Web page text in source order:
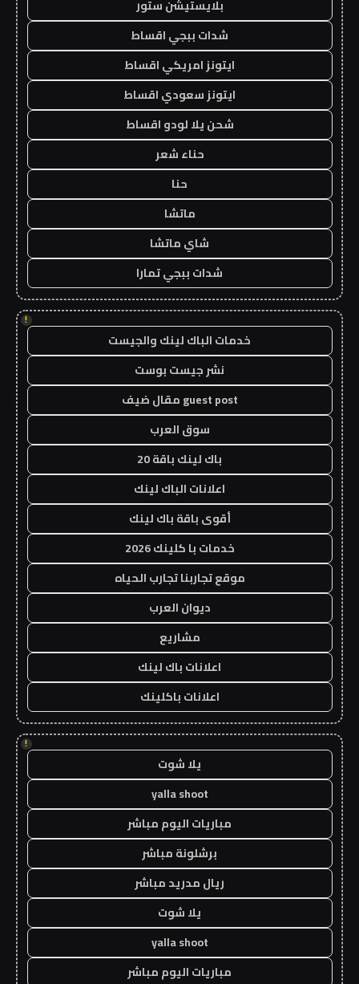
بلايستيشن ستور
شدات ببجي اقساط
ايتونز امريكي اقساط
ايتونز سعودي اقساط
شحن يلا لودو اقساط
حناء شعر
حنا
ماتشا
شاي ماتشا
شدات ببجي تمارا
!
خدمات الباك لينك والجيست
نشر جيست بوست
guest post مقال ضيف
سوق العرب
باك لينك باقة 20
اعلانات الباك لينك
أقوى باقة باك لينك
خدمات با كلينك 2026
موقع تجاربنا تجارب الحياه
ديوان العرب
مشاريع
اعلانات باك لينك
اعلانات باكلينك
!
يلا شوت
yalla shoot
مباريات اليوم مباشر
برشلونة مباشر
ريال مدريد مباشر
يلا شوت
yalla shoot
مباريات اليوم مباشر